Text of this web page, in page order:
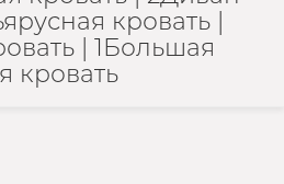
кровать
1Большая
кровать